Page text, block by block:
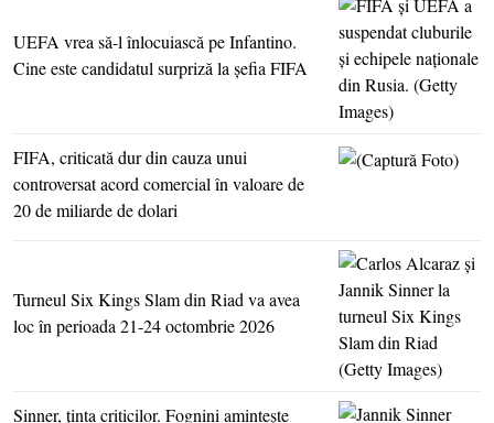
UEFA vrea să-l înlocuiască pe Infantino.
Cine este candidatul surpriză la şefia FIFA
FIFA, criticată dur din cauza unui
controversat acord comercial în valoare de
20 de miliarde de dolari
Turneul Six Kings Slam din Riad va avea
loc în perioada 21-24 octombrie 2026
Sinner, ţinta criticilor. Fognini aminteşte